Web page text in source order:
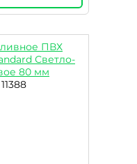
ПВХ
Светло-
80 мм